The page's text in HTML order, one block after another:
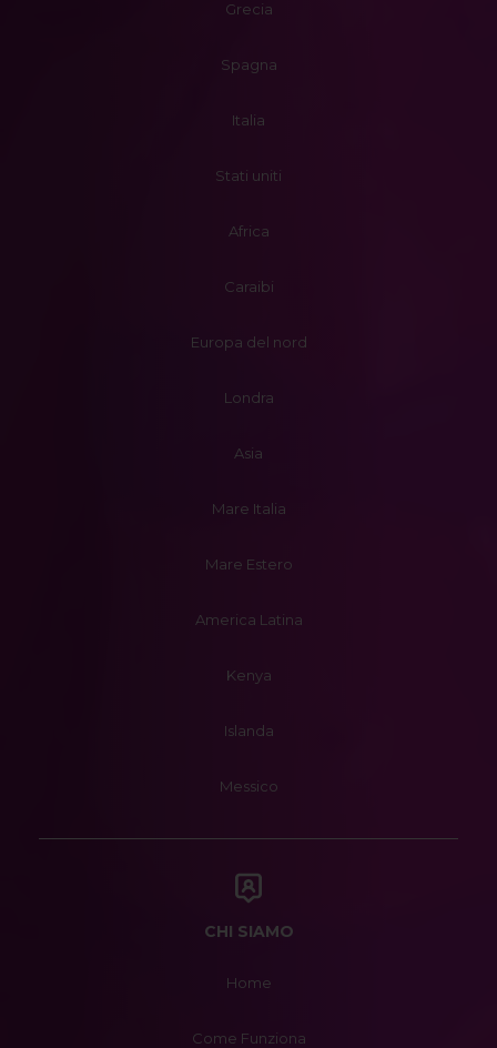
Grecia
Spagna
Italia
Stati uniti
Africa
Caraibi
Europa del nord
Londra
Asia
Mare Italia
Mare Estero
America Latina
Kenya
Islanda
Messico
CHI SIAMO
Home
Come Funziona